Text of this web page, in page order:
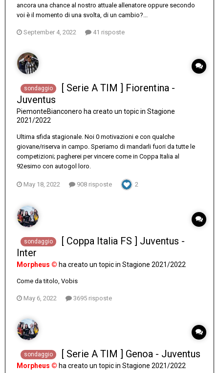
ancora una chance al nostro attuale allenatore oppure secondo
voi è il momento di una svolta, di un cambio?...
September 4, 2022 41 risposte
sondaggio
[ Serie A TIM ] Fiorentina -
Juventus
PiemonteBianconero ha creato un topic in Stagione
2021/2022
Ultima sfida stagionale. Noi 0 motivazioni e con qualche
giovane/riserva in campo. Speriamo di mandarli fuori da tutte le
competizioni; pagherei per vincere come in Coppa Italia al
92esimo con autogol loro.
May 18, 2022 908 risposte 2
sondaggio
[ Coppa Italia FS ] Juventus -
Inter
Morpheus © ha creato un topic in Stagione 2021/2022
Come da titolo, Vobis
May 6, 2022 3695 risposte
sondaggio [ Serie A TIM ] Genoa - Juventus
Morpheus © ha creato un topic in Stagione 2021/2022